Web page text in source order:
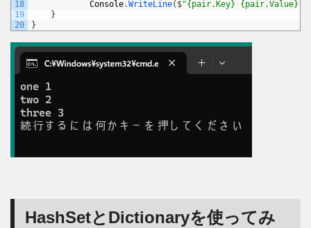
18
19
20
Console.WriteLine( $"{pair.Key} {pair.Value}"
}
}
HashSetとDictionaryを使ってみ